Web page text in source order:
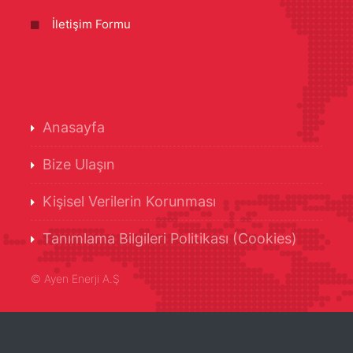
İletişim Formu
Anasayfa
Bize Ulaşın
Kişisel Verilerin Korunması
Tanımlama Bilgileri Politikası (Cookies)
© Ayen Enerji A.Ş